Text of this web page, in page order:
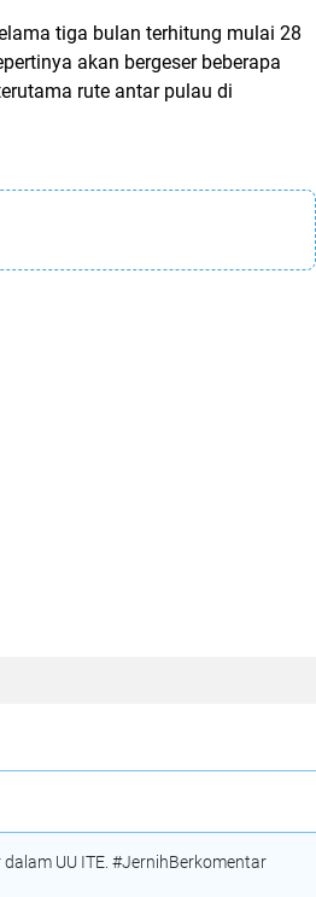
tiga bulan terhitung mulai 28
akan bergeser beberapa
rute antar pulau di
UU ITE. #JernihBerkomentar